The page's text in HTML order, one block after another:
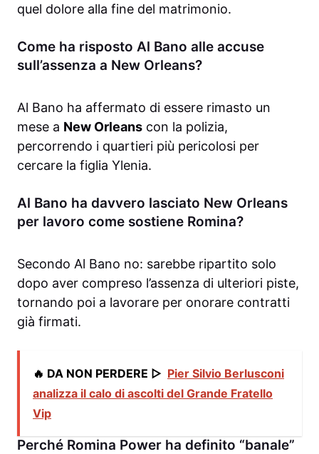
quel dolore alla fine del matrimonio.
Come ha risposto Al Bano alle accuse
sull’assenza a New Orleans?
Al Bano ha affermato di essere rimasto un
mese a New Orleans con la polizia,
percorrendo i quartieri più pericolosi per
cercare la figlia Ylenia.
Al Bano ha davvero lasciato New Orleans
per lavoro come sostiene Romina?
Secondo Al Bano no: sarebbe ripartito solo
dopo aver compreso l’assenza di ulteriori piste,
tornando poi a lavorare per onorare contratti
già firmati.
🔥 DA NON PERDERE ▷ Pier Silvio Berlusconi
analizza il calo di ascolti del Grande Fratello
Vip
Perché Romina Power ha definito “banale”